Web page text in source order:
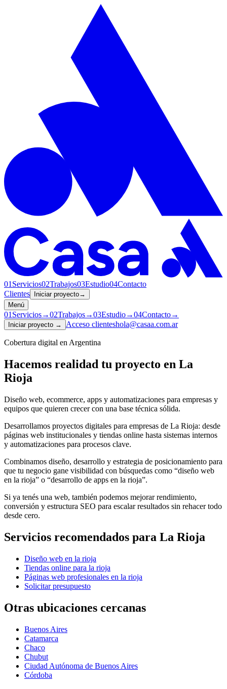
01 Servicios02Trabajos03Estudio04Contacto
Clientes
Iniciar proyecto→
Menú
01 Servicios→02Trabajos→03Estudio→04Contacto→
Iniciar proyecto → Acceso clienteshola@casaa.com.ar
Cobertura digital en Argentina
Hacemos realidad tu proyecto en La
Rioja
Diseño web, ecommerce, apps y automatizaciones para empresas y
equipos que quieren crecer con una base técnica sólida.
Desarrollamos proyectos digitales para empresas de La Rioja: desde
páginas web institucionales y tiendas online hasta sistemas internos
y automatizaciones para procesos clave.
Combinamos diseño, desarrollo y estrategia de posicionamiento para
que tu negocio gane visibilidad con búsquedas como “diseño web
en la rioja” o “desarrollo de apps en la rioja”.
Si ya tenés una web, también podemos mejorar rendimiento,
conversión y estructura SEO para escalar resultados sin rehacer todo
desde cero.
Servicios recomendados para La Rioja
Diseño web en la rioja
Tiendas online para la rioja
Páginas web profesionales en la rioja
Solicitar presupuesto
Otras ubicaciones cercanas
Buenos Aires
Catamarca
Chaco
Chubut
Ciudad Autónoma de Buenos Aires
Córdoba